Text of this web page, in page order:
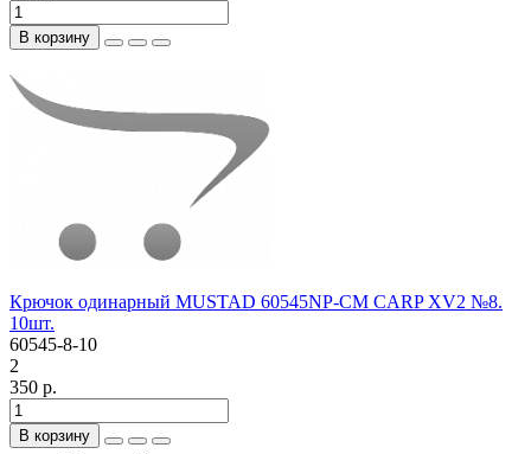
В корзину
Крючок одинарный MUSTAD 60545NP-CM CARP XV2 №8.
10шт.
60545-8-10
2
350 р.
В корзину